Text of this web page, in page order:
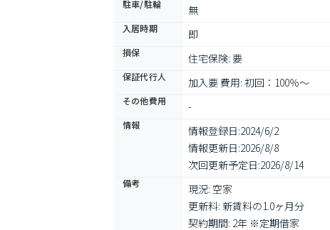
駐車/駐輪 無
入居時期 即
損保 住宅保険: 要
保証代行人 加入要 費用: 初回：100％～
その他費用 -
情報 情報登録日:2024/6/2
情報更新日:2026/8/8
次回更新予定日:2026/8/14
備考
現況: 空家
更新料: 新賃料の1.0ヶ月分
契約期間: 2年 ※定期借家